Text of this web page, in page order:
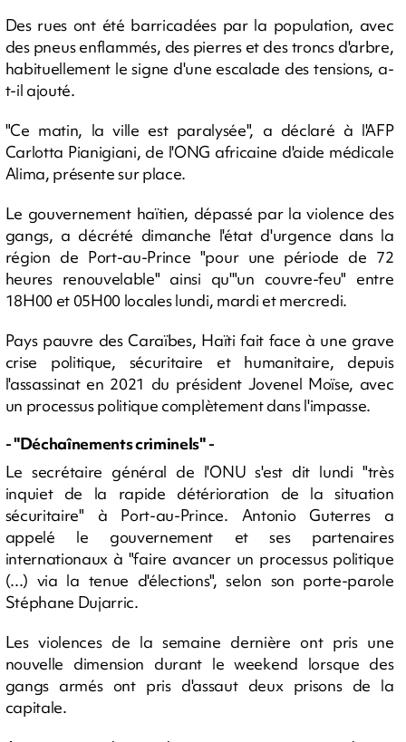
Des rues ont été barricadées par la population, avec
des pneus enflammés, des pierres et des troncs d'arbre,
habituellement le signe d'une escalade des tensions, a-
t-il ajouté.
"Ce matin, la ville est paralysée", a déclaré à l'AFP
Carlotta Pianigiani, de l'ONG africaine d'aide médicale
Alima, présente sur place.
Le gouvernement haïtien, dépassé par la violence des
gangs, a décrété dimanche l'état d'urgence dans la
région de Port-au-Prince "pour une période de 72
heures renouvelable" ainsi qu'"un couvre-feu" entre
18H00 et 05H00 locales lundi, mardi et mercredi.
Pays pauvre des Caraïbes, Haïti fait face à une grave
crise politique, sécuritaire et humanitaire, depuis
l'assassinat en 2021 du président Jovenel Moïse, avec
un processus politique complètement dans l'impasse.
- "Déchaînements criminels" -
Le secrétaire général de l'ONU s'est dit lundi "très
inquiet de la rapide détérioration de la situation
sécuritaire" à Port-au-Prince. Antonio Guterres a
appelé le gouvernement et ses partenaires
internationaux à "faire avancer un processus politique
(...) via la tenue d'élections", selon son porte-parole
Stéphane Dujarric.
Les violences de la semaine dernière ont pris une
nouvelle dimension durant le weekend lorsque des
gangs armés ont pris d'assaut deux prisons de la
capitale.